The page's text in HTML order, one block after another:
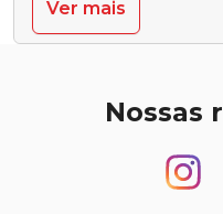
Ver mais
Nossas